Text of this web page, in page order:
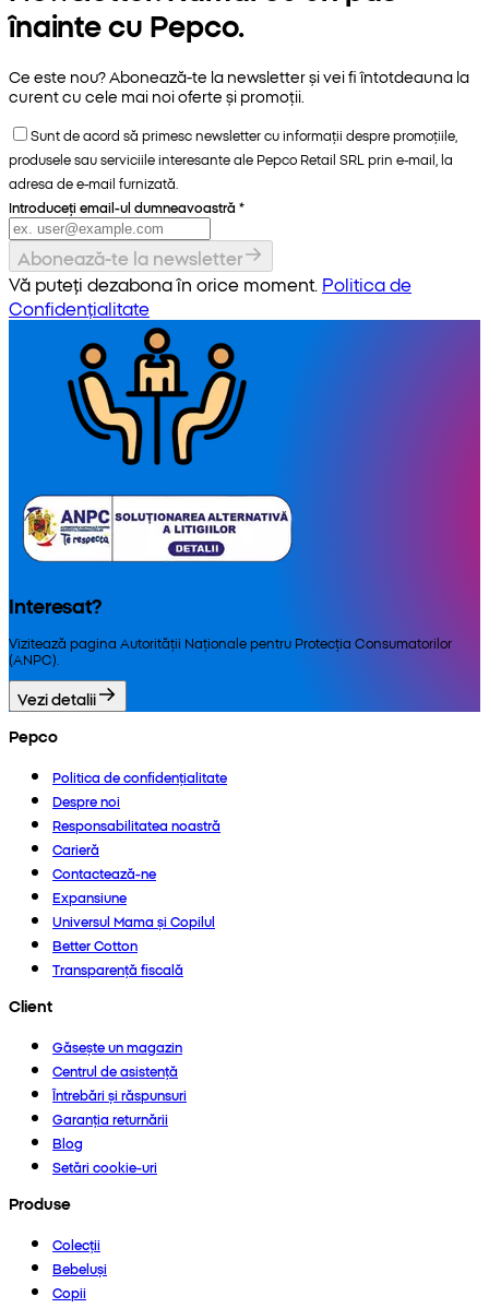
înainte cu Pepco.
Ce este nou? Abonează-te la newsletter și vei fi întotdeauna la
curent cu cele mai noi oferte și promoții.
Sunt de acord să primesc newsletter cu informații despre promoțiile,
produsele sau serviciile interesante ale Pepco Retail SRL prin e-mail, la
adresa de e-mail furnizată.
Introduceți email-ul dumneavoastră *
Abonează-te la newsletter
Vă puteți dezabona în orice moment. Politica de
Confidențialitate
Interesat?
Vizitează pagina Autorității Naționale pentru Protecția Consumatorilor
(ANPC).
Vezi detalii
Pepco
Politica de confidențialitate
Despre noi
Responsabilitatea noastră
Carieră
Contactează-ne
Expansiune
Universul Mama și Copilul
Better Cotton
Transparență fiscală
Client
Găsește un magazin
Centrul de asistență
Întrebări și răspunsuri
Garanția returnării
Blog
Setări cookie-uri
Produse
Colecții
Bebeluși
Copii